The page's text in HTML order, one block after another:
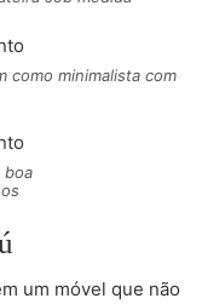
como minimalista com
boa
um móvel que não